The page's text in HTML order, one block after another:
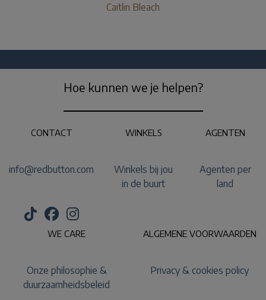
Caitlin Bleach
Hoe kunnen we je helpen?
CONTACT
info@redbutton.com
WINKELS
Winkels bij jou
in de buurt
AGENTEN
Agenten per
land
WE CARE
Onze philosophie &
duurzaamheidsbeleid
ALGEMENE VOORWAARDEN
Privacy & cookies policy